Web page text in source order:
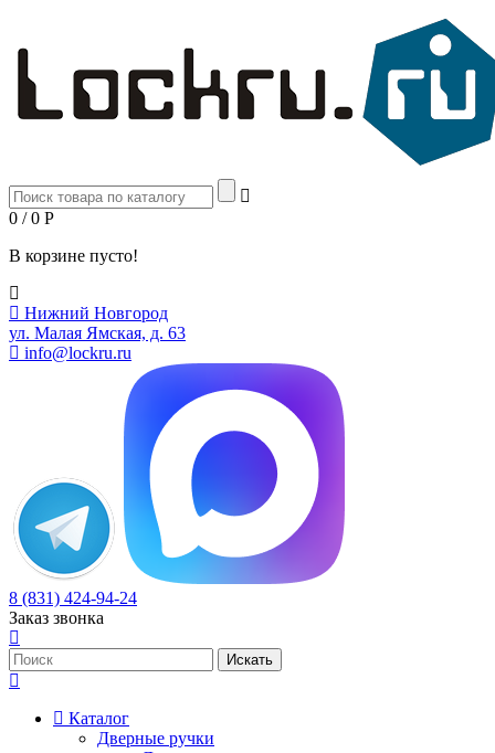
0 / 0 Р
В корзине пусто!
Нижний Новгород
ул. Малая Ямская, д. 63
info@lockru.ru
8 (831) 424-94-24
Заказ звонка
Каталог
Дверные ручки